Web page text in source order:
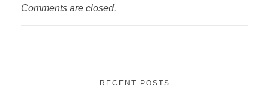
Comments are closed.
RECENT POSTS